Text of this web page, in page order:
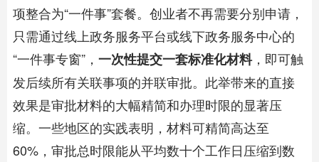
项整合为“一件事”套餐。创业者不再需要分别申请，
只需通过线上政务服务平台或线下政务服务中心的
“一件事专窗”， 一次性提交一套标准化材料，即可触
发后续所有关联事项的并联审批。此举带来的直接
效果是审批材料的大幅精简和办理时限的显著压
缩。一些地区的实践表明，材料可精简高达至
60%，审批总时限能从平均数十个工作日压缩到数